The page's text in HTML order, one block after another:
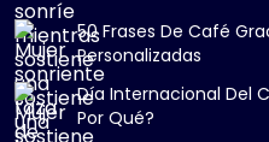
50 Frases De Café
Personalizadas
Día Internacional Del
Por Qué?